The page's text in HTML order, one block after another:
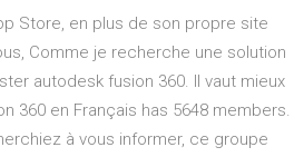
Store, en plus de son propre site
Comme je recherche une solution
autodesk fusion 360. Il vaut mieux
360 en Français has 5648 members.
à vous informer, ce groupe